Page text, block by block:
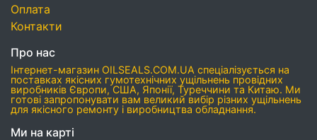
Оплата
Контакти
Про нас
Інтернет-магазин OILSEALS.COM.UA спеціалізується на
поставках якісних гумотехнічних ущільнень провідних
виробників Європи, США, Японії, Туреччини та Китаю. Ми
готові запропонувати вам великий вибір різних ущільнень
для якісного ремонту і виробництва обладнання.
Ми на карті